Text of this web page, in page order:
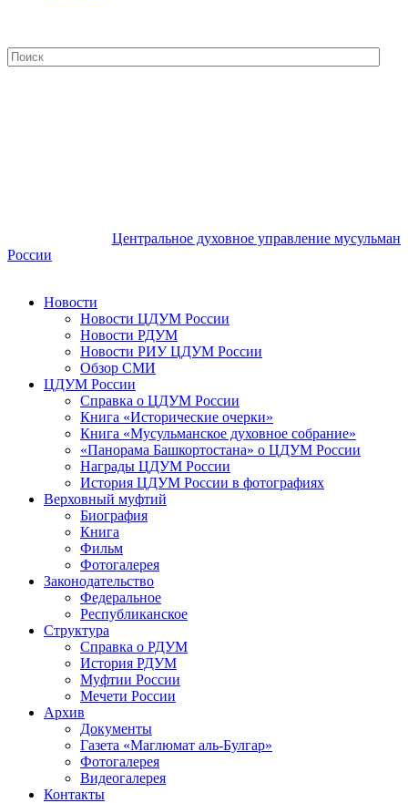
Центральное духовное управление мусульман
России
Новости
Новости ЦДУМ России
Новости РДУМ
Новости РИУ ЦДУМ России
Обзор СМИ
ЦДУМ России
Справка о ЦДУМ России
Книга «Исторические очерки»
Книга «Мусульманское духовное собрание»
«Панорама Башкортостана» о ЦДУМ России
Награды ЦДУМ России
История ЦДУМ России в фотографиях
Верховный муфтий
Биография
Книга
Фильм
Фотогалерея
Законодательство
Федеральное
Республиканское
Структура
Справка о РДУМ
История РДУМ
Муфтии России
Мечети России
Архив
Документы
Газета «Маглюмат аль-Булгар»
Фотогалерея
Видеогалерея
Контакты